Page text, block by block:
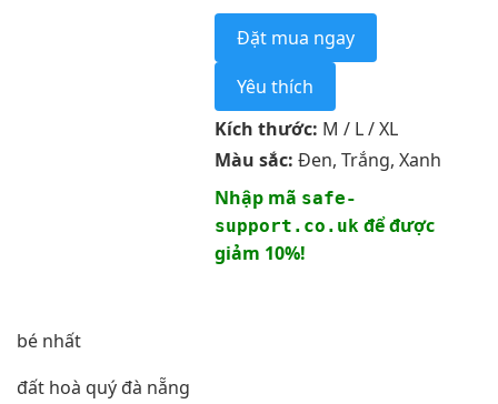
Đặt mua ngay
Yêu thích
Kích thước: M / L / XL
Màu sắc: Đen, Trắng, Xanh
Nhập mã safe-
support.co.ukđể được
giảm 10%!
bé nhất
đất hoà quý đà nẵng